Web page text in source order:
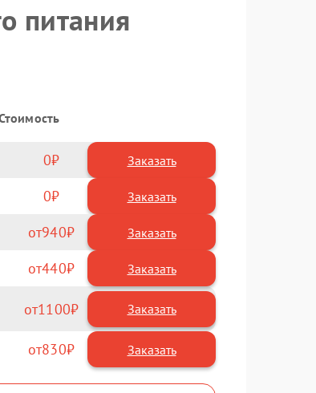
питания
0 Заказать
0 Заказать
940
440
1100
830